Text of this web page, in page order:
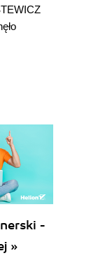
CIEŃSKI
 wejdźcie
ludzi, Paweł
-
»